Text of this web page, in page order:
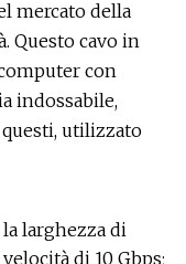
mercato della
Questo cavo in
con
indossabile,
questi, utilizzato
la larghezza di
di 10 Gbps;